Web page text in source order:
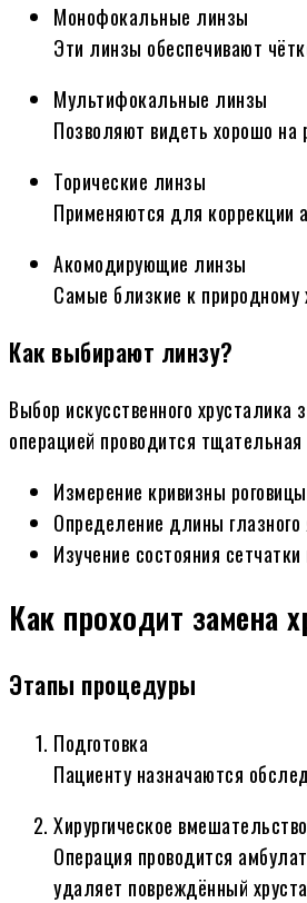
Монофокальные линзы
Эти линзы обеспечивают
Мультифокальные линзы
Позволяют видеть хорошо
Торические линзы
Применяются для коррекции
Акомодирующие линзы
Самые близкие к природному
Как выбирают линзу?
Выбор искусственного
операцией проводится
Измерение кривизны
Определение длины глазного
Изучение состояния
Как проходит замена
Этапы процедуры
Подготовка
Пациенту назначаются
Хирургическое вмешательство
Операция проводится
удаляет повреждённый